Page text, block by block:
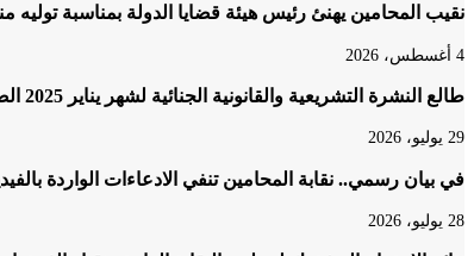
نقيب المحامين يهنئ رئيس هيئة قضايا الدولة بمناسبة توليه
4 أغسطس، 2026
طالع النشرة التشريعية والقانونية الجنائية لشهر يناير 2025 الصادرة عن المكتب الفني لمحكمة النقض
29 يوليو، 2026
في بيان رسمي.. نقابة المحامين تنفي الادعاءات الواردة
28 يوليو، 2026